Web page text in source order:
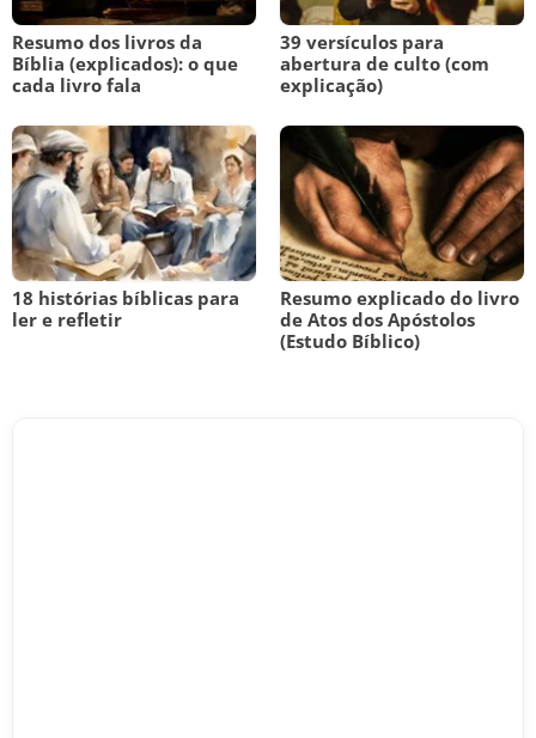
Resumo dos livros da
Bíblia (explicados): o que
cada livro fala
39 versículos para
abertura de culto (com
explicação)
18 histórias bíblicas para
ler e refletir
Resumo explicado do livro
de Atos dos Apóstolos
(Estudo Bíblico)